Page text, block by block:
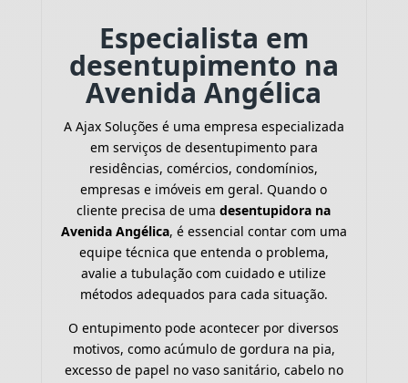
Especialista em
desentupimento na
Avenida Angélica
A Ajax Soluções é uma empresa especializada
em serviços de desentupimento para
residências, comércios, condomínios,
empresas e imóveis em geral. Quando o
cliente precisa de umadesentupidora na
Avenida Angélica, é essencial contar com uma
equipe técnica que entenda o problema,
avalie a tubulação com cuidado e utilize
métodos adequados para cada situação.
O entupimento pode acontecer por diversos
motivos, como acúmulo de gordura na pia,
excesso de papel no vaso sanitário, cabelo no